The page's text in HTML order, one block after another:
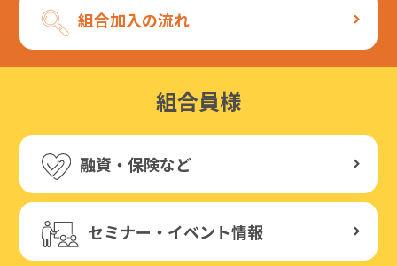
組合加入の流れ
組合員様
融資・保険など
セミナー・イベント情報